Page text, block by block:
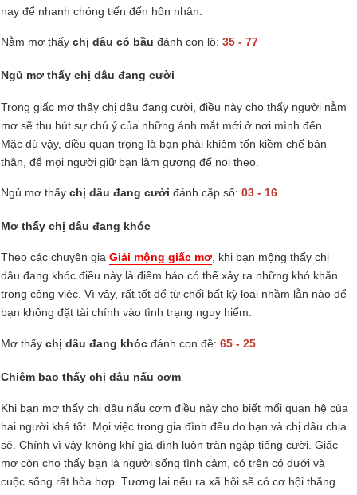
nay để nhanh chóng tiến đến hôn nhân.
Nằm mơ thấy chị dâu có bầu đánh con lô: 35 - 77
Ngủ mơ thấy chị dâu đang cười
Trong giấc mơ thấy chị dâu đang cười, điều này cho thấy người nằm
mơ sẽ thu hút sự chú ý của những ánh mắt mới ở nơi mình đến.
Mặc dù vậy, điều quan trọng là bạn phải khiêm tốn kiềm chế bản
thân, để mọi người giữ bạn làm gương để noi theo.
Ngủ mơ thấy chị dâu đang cười đánh cặp số: 03 - 16
Mơ thấy chị dâu đang khóc
Theo các chuyên gia Giải mộng giấc mơ, khi bạn mộng thấy chị
dâu đang khóc điều này là điềm báo có thể xảy ra những khó khăn
trong công việc. Vì vậy, rất tốt để từ chối bất kỳ loại nhầm lẫn nào để
bạn không đặt tài chính vào tình trạng nguy hiểm.
Mơ thấy chị dâu đang khóc đánh con đề: 65 - 25
Chiêm bao thấy chị dâu nấu cơm
Khi bạn mơ thấy chị dâu nấu cơm điều này cho biết mối quan hệ của
hai người khá tốt. Mọi việc trong gia đình đều do bạn và chị dâu chia
sẻ. Chính vì vậy không khí gia đình luôn tràn ngập tiếng cười. Giấc
mơ còn cho thấy bạn là người sống tình cảm, có trên có dưới và
cuộc sống rất hòa hợp. Tương lai nếu ra xã hội sẽ có cơ hội thăng